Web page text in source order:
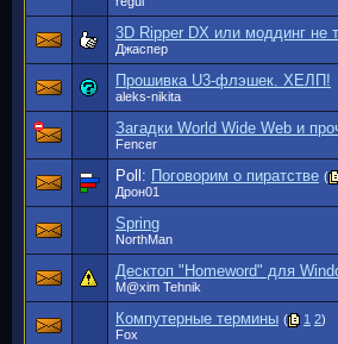
3D Ripper DX или моддинг не
Джаспер
Прошивка U3-флэшек. ХЕЛП!
aleks-nikita
Загадки World Wide Web и
Fencer
Poll: Поговорим о пиратстве (
Дрон01
Spring
NorthMan
Десктоп "Homeword" для
M@xim Tehnik
Компутерные термины ( 1 2)
Fox